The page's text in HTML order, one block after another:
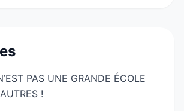
Ils sont animés par des valeurs
de justice sociale.
PAS UNE GRANDE ÉCOLE
!